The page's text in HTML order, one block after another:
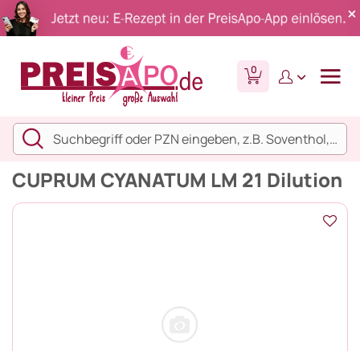
0
CUPRUM CYANATUM LM 21 Dilution